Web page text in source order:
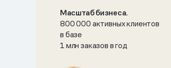
Масштаб бизнеса.
800 000 активных клиентов
в базе
1 млн заказов в год